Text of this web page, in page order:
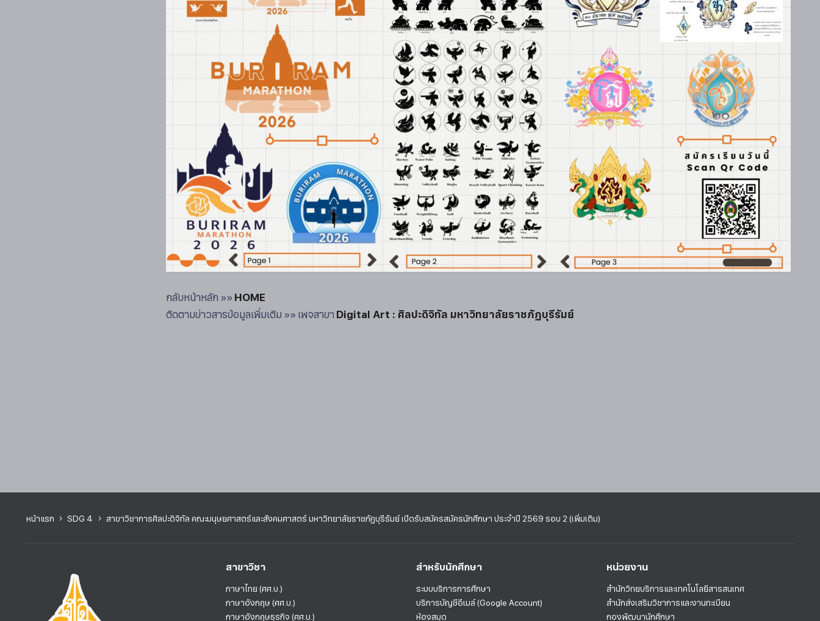
กลับหน้าหลัก »» HOME
ติดตามข่าวสารข้อมูลเพิ่มเติม »» เพจสาขา Digital Art : ศิลปะดิจิทัล มหาวิทยาลัยราชภัฏบุรีรัมย์
หน้าแรก SDG 4 สาขาวิชาการศิลปะดิจิทัล คณะมนุษยศาสตร์และสังคมศาสตร์ มหาวิทยาลัยราชภัฏบุรีรัมย์ เปิดรับสมัครสมัครนักศึกษา ประจำปี 2569 รอบ 2 (เพิ่มเติม)
สาขาวิชา
ภาษาไทย (ศศ.บ.)
ภาษาอังกฤษ (ศศ.บ.)
ภาษาอังกฤษธุรกิจ (ศศ.บ.)
สำหรับนักศึกษา
ระบบบริการการศึกษา
บริการบัญชีอีเมล์ (Google Account)
ห้องสมุด
หน่วยงาน
สำนักวิทยบริการและเทคโนโลยีสารสนเทศ
สำนักส่งเสริมวิชาการและงานทะเบียน
กองพัฒนานักศึกษา